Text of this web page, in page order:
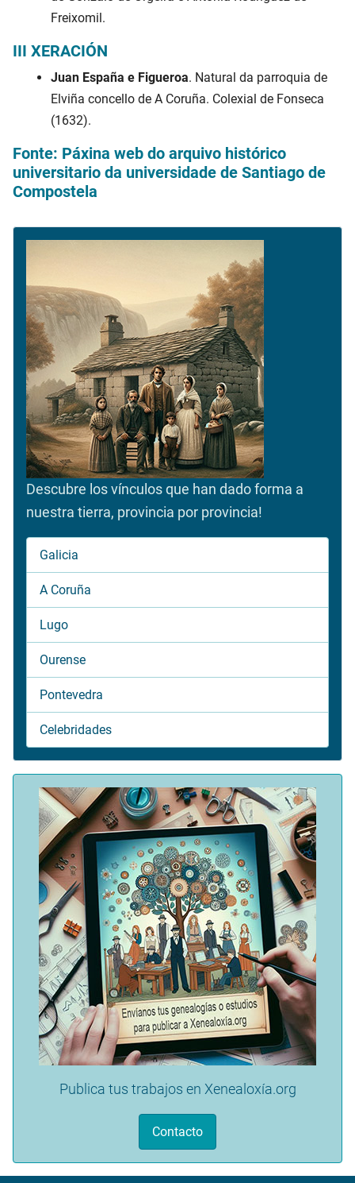
Freixomil.
III XERACIÓN
Juan España e Figueroa. Natural da parroquia de
Elviña concello de A Coruña. Colexial de Fonseca
(1632).
Fonte: Páxina web do arquivo histórico
universitario da universidade de Santiago de
Compostela
Descubre los vínculos que han dado forma a
nuestra tierra, provincia por provincia!
Galicia
A Coruña
Lugo
Ourense
Pontevedra
Celebridades
Publica tus trabajos en Xenealoxía.org
Contacto